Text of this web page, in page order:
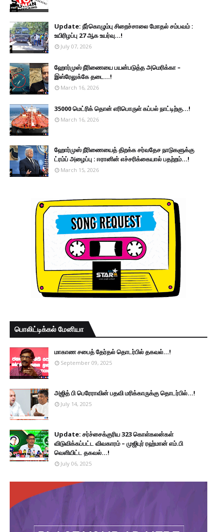
Update: நீர்கொழும்பு சிறைச்சாலை மோதல் சம்பவம் :
உயிரிழப்பு 27 ஆக உயர்வு...!
July 07, 2026
ஹோர்முஸ் நீரிணையை பயன்படுத்த அமெரிக்கா –
இஸ்ரேலுக்கே தடை...!
March 16, 2026
35000 மெட்ரிக் தொன் எரிபொருள் கப்பல் நாட்டிற்கு...!
March 16, 2026
ஹோர்முஸ் நீரிணையைத் திறக்க சர்வதேச நாடுகளுக்கு
ட்ரம்ப் அழைப்பு : ஈரானின் எச்சரிக்கையால் பதற்றம்...!
March 15, 2026
பொலிட்டிக்கல் மேனியா
மாகாண சபைத் தேர்தல் தொடர்பில் தகவல்...!
September 09, 2025
அஜித் பி பெரேராவின் பதவி மரிக்காருக்கு தொடர்பில்...!
July 14, 2025
Update: சர்ச்சைக்குரிய 323 கொள்கலன்கள்
விடுவிக்கப்பட்ட விவகாரம் – முஜிபுர் ரஹ்மான் எம்.பி
வெளியிட்ட தகவல்...!
July 06, 2025